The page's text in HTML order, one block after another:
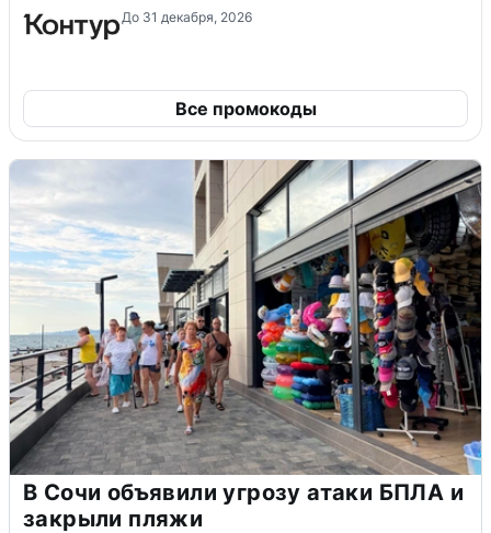
До 31 декабря, 2026
Все промокоды
В Сочи объявили угрозу атаки БПЛА и
закрыли пляжи